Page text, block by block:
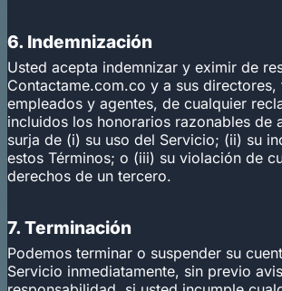
6. Indemnización
Usted acepta indemnizar y eximir de
Contactame.com.co y a sus directores,
empleados y agentes, de cualquier
incluidos los honorarios razonables de
surja de (i) su uso del Servicio; (ii) su
estos Términos; o (iii) su violación de
derechos de un tercero.
7. Terminación
Podemos terminar o suspender su
Servicio inmediatamente, sin previo